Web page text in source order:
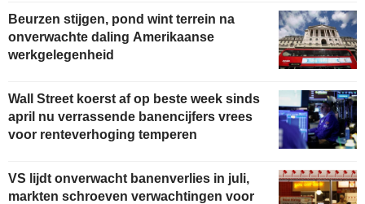
Beurzen stijgen, pond wint terrein na
onverwachte daling Amerikaanse
werkgelegenheid
Wall Street koerst af op beste week sinds
april nu verrassende banencijfers vrees
voor renteverhoging temperen
VS lijdt onverwacht banenverlies in juli,
markten schroeven verwachtingen voor